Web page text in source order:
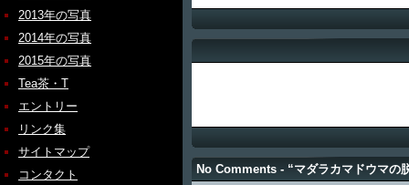
2013年の写真
2014年の写真
2015年の写真
Tea茶・T
エントリー
リンク集
サイトマップ
コンタクト
No Comments - “マダラカマドウマ